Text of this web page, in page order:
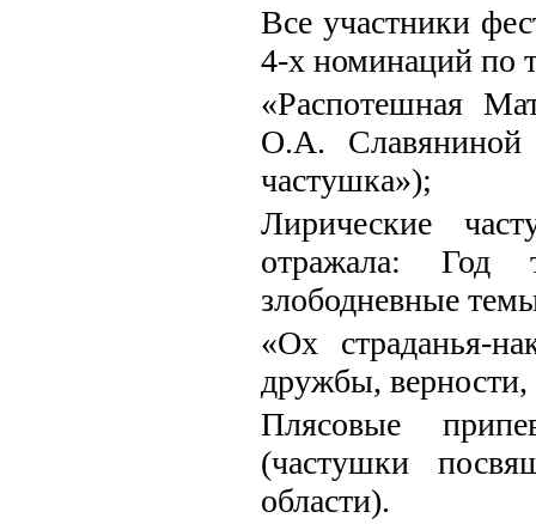
Все участники
4-х номинаций по
«Распотешная
О.А. Славяниной
частушка»);
Лирические
отражала: Год
злободневные
«Ох страданья-
дружбы,
Плясовые
(частушки
области).